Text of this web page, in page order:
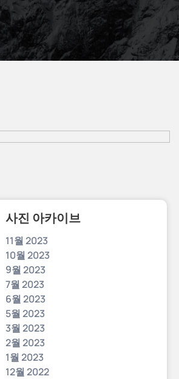
사진 아카이브
11월 2023
10월 2023
9월 2023
7월 2023
6월 2023
5월 2023
3월 2023
2월 2023
1월 2023
12월 2022